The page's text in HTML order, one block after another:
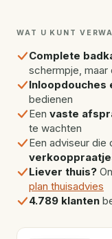
WAT U KUNT
Complete
schermpje, maar
Inloopdouches
bedienen
Een vaste
te wachten
Een adviseur
Liever thuis?
plan thuisadvies
4.789 klanten